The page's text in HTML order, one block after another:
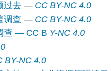
过去— CC BY-NC 4.0
调查 — CC BY-NC 4.0
6.6：活动 5-服装学调查 — CC B Y-NC 4.0
BY-NC 4.0